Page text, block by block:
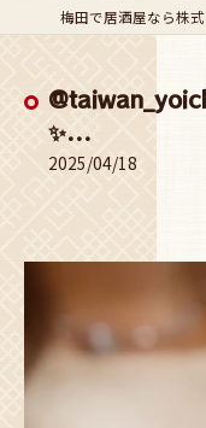
✨...
2025/04/18